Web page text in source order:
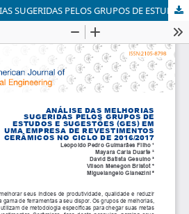
ANÁLISE DAS MELHORIAS SUGERIDAS PELOS GRUPOS DE ESTUDOS E SUGESTÕES (GES) EM UMA EMPRESA DE REVESTIMENTOS CERÂMICOS NO CICLO DE 2016/2017